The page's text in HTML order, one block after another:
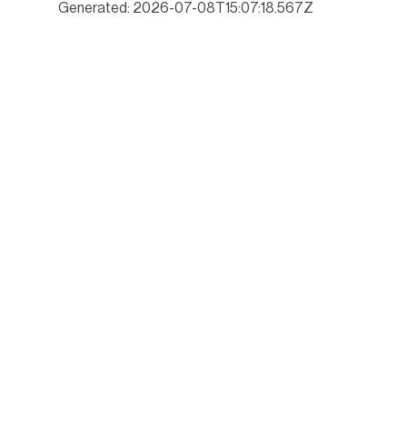
Generated: 2026-07-08T15:07:18.567Z